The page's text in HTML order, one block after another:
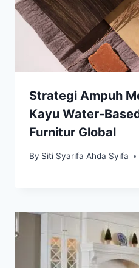
Strategi Ampuh
Kayu Water-
Furnitur Global
By Siti Syarifa Ahda Syifa